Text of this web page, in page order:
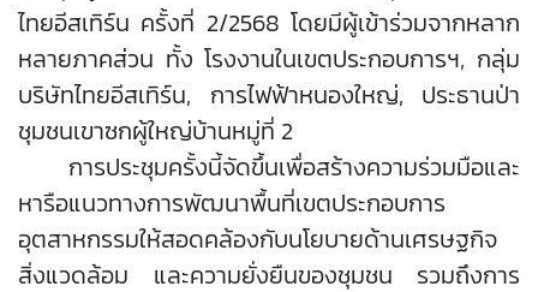
ไทยอีสเทิร์น ครั้งที่ 2/2568 โดยมีผู้เข้าร่วมจากหลาก
หลายภาคส่วน ทั้ง โรงงานในเขตประกอบการฯ, กลุ่ม
บริษัทไทยอีสเทิร์น, การไฟฟ้าหนองใหญ่, ประธานป่า
ชุมชนเขาซกผู้ใหญ่บ้านหมู่ที่ 2
การประชุมครั้งนี้จัดขึ้นเพื่อสร้างความร่วมมือและ
หารือแนวทางการพัฒนาพื้นที่เขตประกอบการ
อุตสาหกรรมให้สอดคล้องกับนโยบายด้านเศรษฐกิจ
สิ่งแวดล้อม และความยั่งยืนของชุมชน รวมถึงการ